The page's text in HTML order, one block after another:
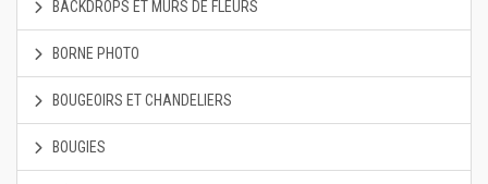
BACKDROPS ET MURS DE FLEURS
BORNE PHOTO
BOUGEOIRS ET CHANDELIERS
BOUGIES